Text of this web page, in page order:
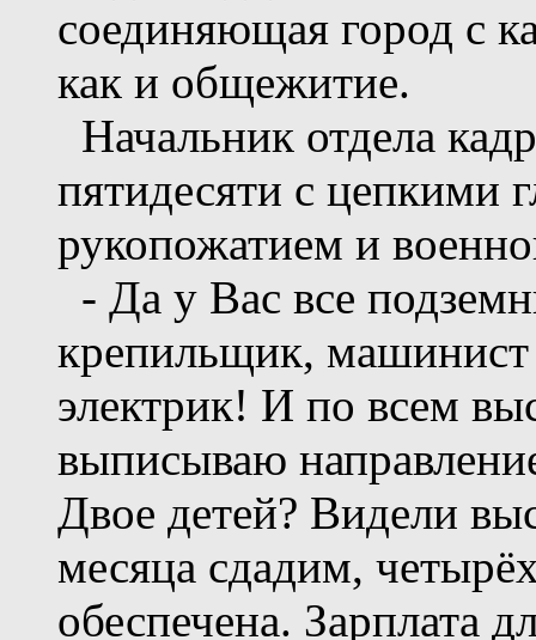
соединяющая город с
как и общежитие.
Начальник отдела
пятидесяти с цепкими
рукопожатием и
- Да у Вас все
крепильщик, машинист
электрик! И по всем
выписываю
Двое детей? Видели
месяца сдадим,
обеспечена. Зарплата